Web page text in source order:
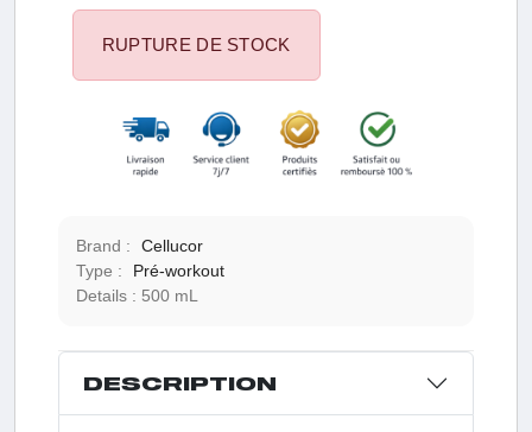
arômes artificiels, et sans compromis sur le goût.
Propulsée par des ingrédients cliniquement étudiés tels
Bétaïne, cette boisson est conçue pour augmenter
votre niveau d'énergie.
RUPTURE DE STOCK
Brand :
Cellucor
Type :
Pré-workout
Details :
500 mL
DESCRIPTION